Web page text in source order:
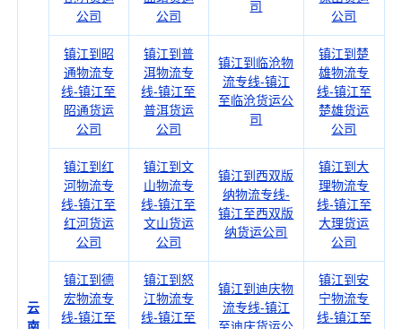
云
南
公司
公司
司
公司
镇江到昭
通物流专
线-镇江至
昭通货运
公司
镇江到普
洱物流专
线-镇江至
普洱货运
公司
镇江到临沧物
流专线-镇江
至临沧货运公
司
镇江到楚
雄物流专
线-镇江至
楚雄货运
公司
镇江到红
河物流专
线-镇江至
红河货运
公司
镇江到文
山物流专
线-镇江至
文山货运
公司
镇江到西双版
纳物流专线-
镇江至西双版
纳货运公司
镇江到大
理物流专
线-镇江至
大理货运
公司
镇江到德
宏物流专
线-镇江至
镇江到怒
江物流专
线-镇江至
镇江到迪庆物
流专线-镇江
至迪庆货运公
镇江到安
宁物流专
线-镇江至